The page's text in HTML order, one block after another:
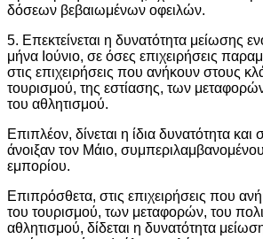
δόσεων βεβαιωμένων οφειλών.
5. Επεκτείνεται η δυνατότητα μείωσης
μήνα Ιούνιο, σε όσες επιχειρήσεις
στις επιχειρήσεις που ανήκουν στους
τουρισμού, της εστίασης, των
του αθλητισμού.
Επιπλέον, δίνεται η ίδια δυνατότητα και
άνοιξαν τον Μάιο, συμπεριλαμβανομένου
εμπορίου.
Επιπρόσθετα, στις επιχειρήσεις που
του τουρισμού, των μεταφορών, του
αθλητισμού, δίδεται η δυνατότητα